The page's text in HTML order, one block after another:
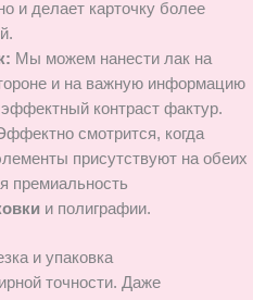
и делает карточку более
Мы можем нанести лак на
и на важную информацию
контраст фактур.
смотрится, когда
присутствуют на обеих
премиальность
и полиграфии.
и упаковка
точности. Даже